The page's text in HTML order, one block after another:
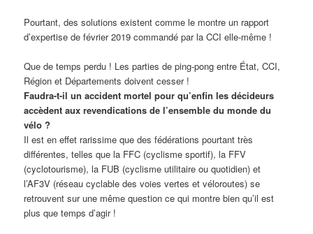
Pourtant, des solutions existent comme le montre un rapport
d’expertise de février 2019 commandé par la CCI elle-même !
Que de temps perdu ! Les parties de ping-pong entre État, CCI,
Région et Départements doivent cesser !
Faudra-t-il un accident mortel pour qu’enfin les décideurs
accèdent aux revendications de l’ensemble du monde du
vélo ?
Il est en effet rarissime que des fédérations pourtant très
différentes, telles que la FFC (cyclisme sportif), la FFV
(cyclotourisme), la FUB (cyclisme utilitaire ou quotidien) et
l’AF3V (réseau cyclable des voies vertes et véloroutes) se
retrouvent sur une même question ce qui montre bien qu’il est
plus que temps d’agir !